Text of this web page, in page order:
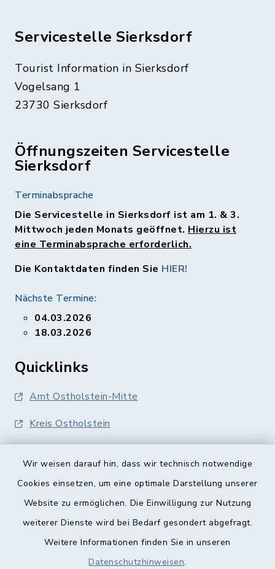
Wir weisen darauf hin, dass wir technisch notwendige
Cookies einsetzen, um eine optimale Darstellung unserer
Website zu ermöglichen. Die Einwilligung zur Nutzung
weiterer Dienste wird bei Bedarf gesondert abgefragt.
Weitere Informationen finden Sie in unseren
Datenschutzhinweisen.
Servicestelle Sierksdorf
Tourist Information in Sierksdorf
Vogelsang 1
23730 Sierksdorf
Öffnungszeiten Servicestelle
Sierksdorf
Terminabsprache
Die Servicestelle in Sierksdorf ist am 1. & 3.
Mittwoch jeden Monats geöffnet. Hierzu ist
eine Terminabsprache erforderlich.
Die Kontaktdaten finden Sie HIER!
Nächste Termine:
04.03.2026
18.03.2026
Quicklinks
Amt Ostholstein-Mitte
Kreis Ostholstein
Barrierefreiheit